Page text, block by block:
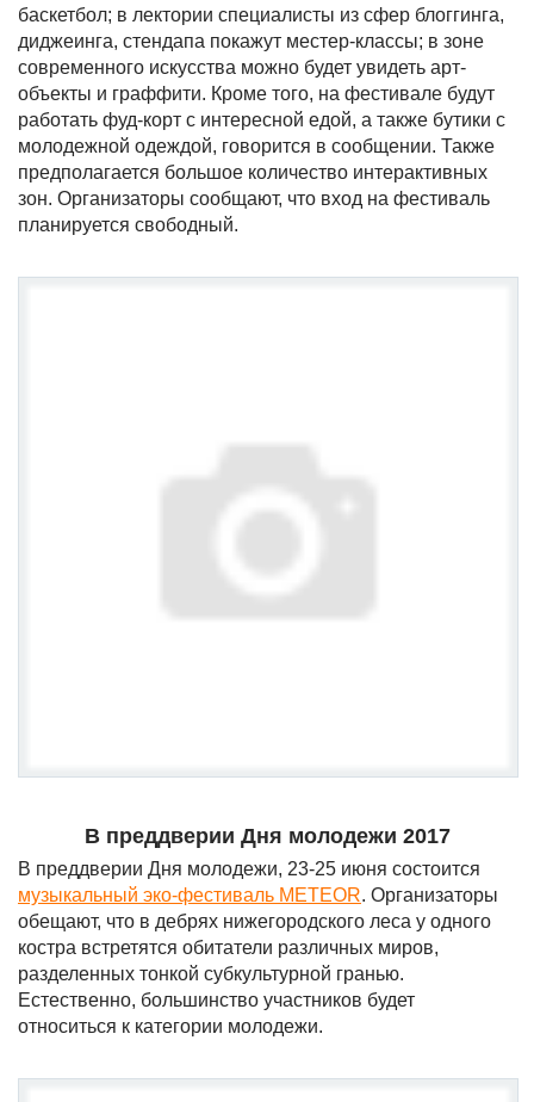
баскетбол; в лектории специалисты из сфер блоггинга,
диджеинга, стендапа покажут местер-классы; в зоне
современного искусства можно будет увидеть арт-
объекты и граффити. Кроме того, на фестивале будут
работать фуд-корт с интересной едой, а также бутики с
молодежной одеждой, говорится в сообщении. Также
предполагается большое количество интерактивных
зон. Организаторы сообщают, что вход на фестиваль
планируется свободный.
В преддверии Дня молодежи 2017
В преддверии Дня молодежи, 23-25 июня состоится
музыкальный эко-фестиваль METEOR. Организаторы
обещают, что в дебрях нижегородского леса у одного
костра встретятся обитатели различных миров,
разделенных тонкой субкультурной гранью.
Естественно, большинство участников будет
относиться к категории молодежи.